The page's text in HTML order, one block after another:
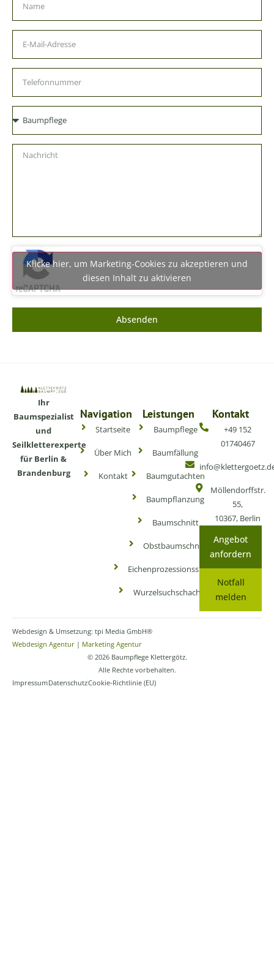
Klicke hier, um Marketing-Cookies zu akzeptieren und
diesen Inhalt zu aktivieren
Absenden
Ihr
Baumspezialist
und
Seilkletterexperte
für Berlin &
Brandenburg
Navigation
Startseite
Über Mich
Kontakt
Leistungen
Baumpflege
Baumfällung
Baumgutachten
Baumpflanzung
Baumschnitt
Obstbaumschnitt
Eichenprozessionsspinner
Wurzelsuchschachtung
Kontakt
+49 152
01740467
Möllendorffstr.
55,
10367, Berlin
Angebot
anfordern
Notfall
melden
Webdesign & Umsetzung: tpi Media GmbH®
Webdesign Agentur | Marketing Agentur
© 2026 Baumpflege Klettergötz.
Alle Rechte vorbehalten.
ImpressumDatenschutzCookie-Richtlinie (EU)